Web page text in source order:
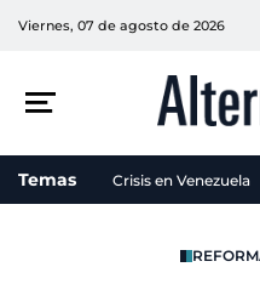
Viernes, 07 de agosto de 2026
Temas Crisis en Venezuela